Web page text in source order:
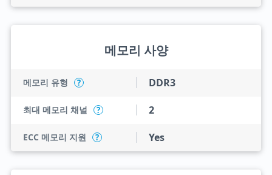
메모리 사양
메모리 유형 ? DDR3
최대 메모리 채널 ? 2
ECC 메모리 지원 ? Yes